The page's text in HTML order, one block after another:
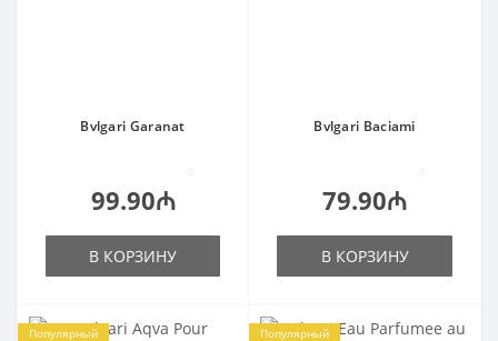
Bvlgari Garanat
99.90₼
В КОРЗИНУ
Bvlgari Baciami
79.90₼
В КОРЗИНУ
Популярный Популярный